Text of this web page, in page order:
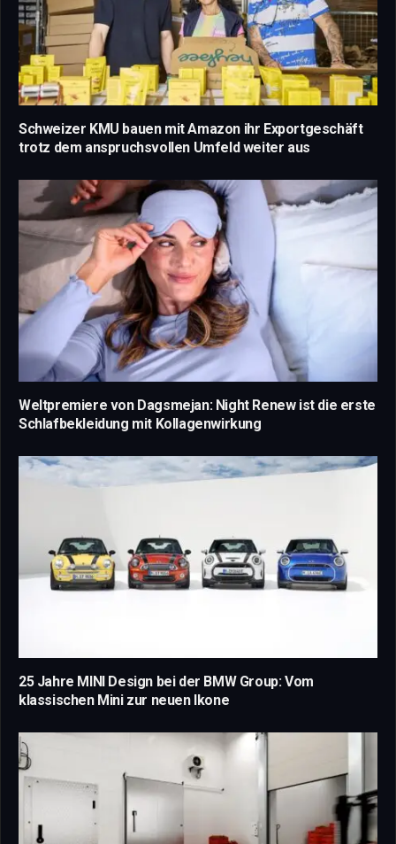
Schweizer KMU bauen mit Amazon ihr Exportgeschäft
trotz dem anspruchsvollen Umfeld weiter aus
Weltpremiere von Dagsmejan: Night Renew ist die erste
Schlafbekleidung mit Kollagenwirkung
25 Jahre MINI Design bei der BMW Group: Vom
klassischen Mini zur neuen Ikone